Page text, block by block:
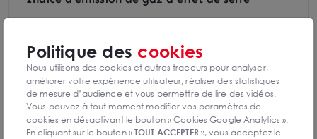
Diagnostics GES en cours de réalisation
Politique des cookies
Nous utilisons des cookies et autres traceurs pour analyser,
améliorer votre expérience utilisateur, réaliser des statistiques
de mesure d’audience et vous permettre de lire des vidéos.
Vous pouvez à tout moment modifier vos paramètres de
cookies en désactivant le bouton « Cookies Google Analytics ».
En cliquant sur le bouton «TOUT ACCEPTER», vous acceptez le